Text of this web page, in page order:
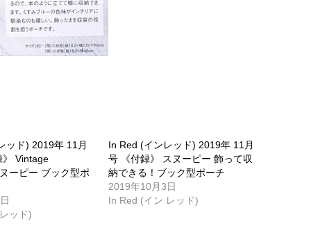
ッド) 2019年 11月
》 Vintage
ーピー ブック型ポ
ッド)
In Red (インレッド) 2019年 11月
号 《付録》 スヌーピー 飾って収
納できる！ブック型ポーチ
2019年10月3日
In Red (イン レッド)